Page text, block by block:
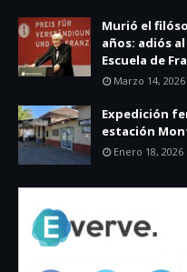
Murió el
años: adiós
Escuela de
Marzo 14, 2026
Expedición
estación
Enero 18, 2026